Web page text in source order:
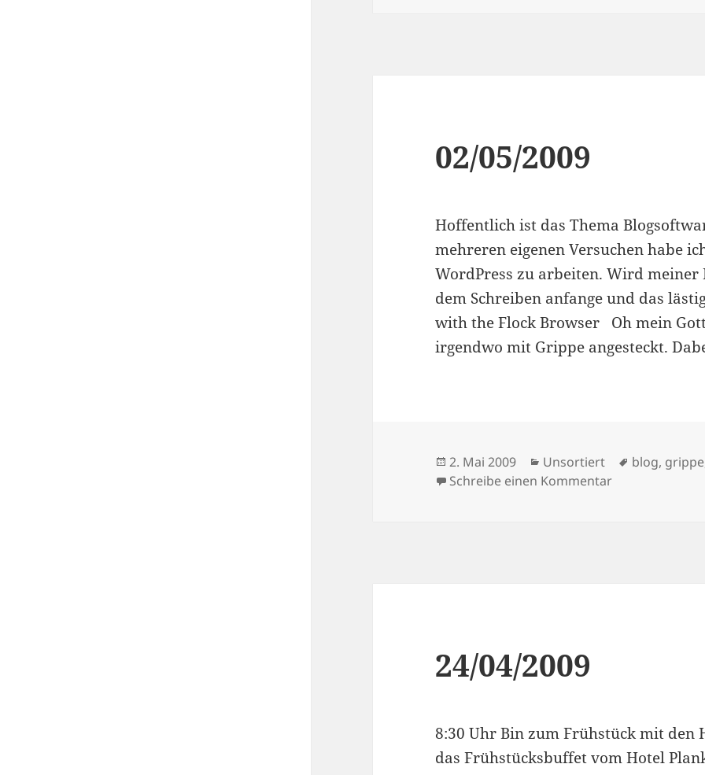
02/05/2009
Hoffentlich ist das Thema
mehreren eigenen Versuchen habe
WordPress zu arbeiten. Wird
dem Schreiben anfange und das
with the Flock Browser Oh mein
irgendwo mit Grippe angesteckt.
Veröffentlicht
am
2. Mai 2009 Kategorien
Unsortiert blog, grippe
Schreibe einen Kommentarzu 02/05/2009
24/04/2009
8:30 Uhr Bin zum Frühstück mit den
das Frühstücksbuffet vom Hotel